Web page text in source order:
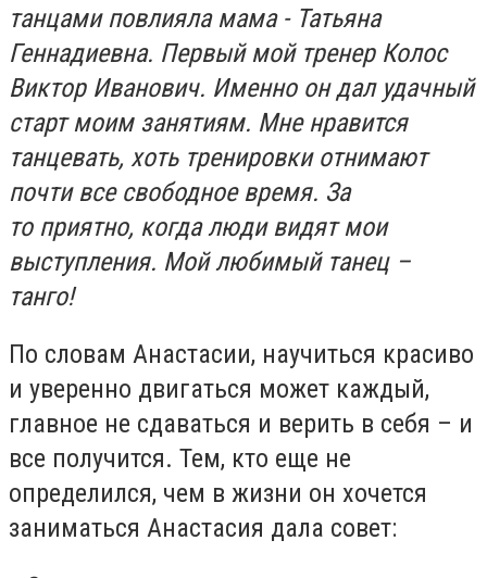
танцами повлияла мама - Татьяна
Геннадиевна. Первый мой тренер Колос
Виктор Иванович. Именно он дал удачный
старт моим занятиям. Мне нравится
танцевать, хоть тренировки отнимают
почти все свободное время. За
то приятно, когда люди видят мои
выступления. Мой любимый танец –
танго!
По словам Анастасии, научиться красиво
и уверенно двигаться может каждый,
главное не сдаваться и верить в себя – и
все получится. Тем, кто еще не
определился, чем в жизни он хочется
заниматься Анастасия дала совет: